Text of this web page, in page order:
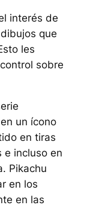
interés de
que
les
sobre
un ícono
en tiras
e incluso en
Pikachu
en los
en las